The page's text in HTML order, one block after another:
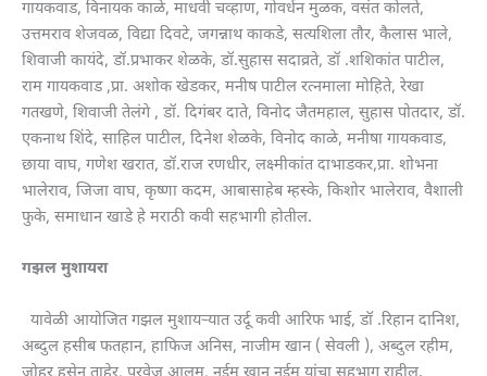
गायकवाड, विनायक काळे, माधवी चव्हाण, गोवर्धन मुळक, वसंत कोलते,
उत्तमराव शेजवळ, विद्या दिवटे, जगन्नाथ काकडे, सत्यशिला तौर, कैलास भाले,
शिवाजी कायंदे, डॉ.प्रभाकर शेळके, डॉ.सुहास सदाव्रते, डॉ .शशिकांत पाटील,
राम गायकवाड ,प्रा. अशोक खेडकर, मनीष पाटील रत्नमाला मोहिते, रेखा
गतखणे, शिवाजी तेलंगे , डॉ. दिगंबर दाते, विनोद जैतमहाल, सुहास पोतदार, डॉ.
एकनाथ शिंदे, साहिल पाटील, दिनेश शेळके, विनोद काळे, मनीषा गायकवाड,
छाया वाघ, गणेश खरात, डॉ.राज रणधीर, लक्ष्मीकांत दाभाडकर,प्रा. शोभना
भालेराव, जिजा वाघ, कृष्णा कदम, आबासाहेब म्हस्के, किशोर भालेराव, वैशाली
फुके, समाधान खाडे हे मराठी कवी सहभागी होतील.
गझल मुशायरा
यावेळी आयोजित गझल मुशायऱ्यात उर्दू कवी आरिफ भाई, डॉ .रिहान दानिश,
अब्दुल हसीब फतहान, हाफिज अनिस, नाजीम खान ( सेवली ), अब्दुल रहीम,